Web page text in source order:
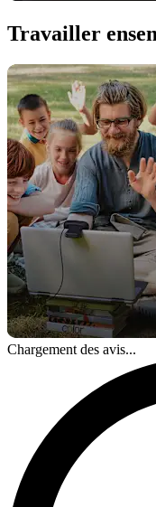
Travailler
Chargement des avis...